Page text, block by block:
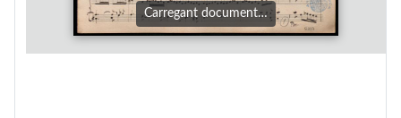
Carregant document…